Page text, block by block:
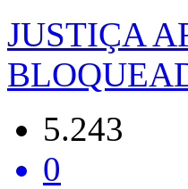
JUSTIÇA
5.243
0